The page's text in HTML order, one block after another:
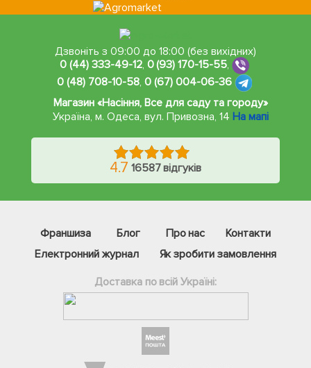
Дзвоніть з 09:00 до 18:00 (без вихідних)
0 (44) 333-49-12, 0 (93) 170-15-55,
0 (48) 708-10-58, 0 (67) 004-06-36
Магазин «Насіння, Все для саду та городу»
Україна, м. Одеса,вул. Привозна, 14 На мапі
4.7 16587 відгуків
Франшиза Блог Про нас
Контакти
Електронний журнал
Як зробити замовлення
Доставка по всій Україні: